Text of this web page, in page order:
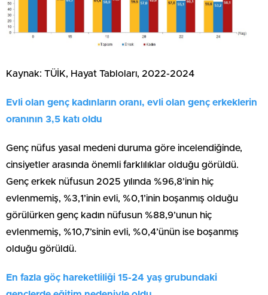
Kaynak: TÜİK, Hayat Tabloları, 2022-2024
Evli olan genç kadınların oranı, evli olan genç erkeklerin
oranının 3,5 katı oldu
Genç nüfus yasal medeni duruma göre incelendiğinde,
cinsiyetler arasında önemli farklılıklar olduğu görüldü.
Genç erkek nüfusun 2025 yılında %96,8’inin hiç
evlenmemiş, %3,1’inin evli, %0,1’inin boşanmış olduğu
görülürken genç kadın nüfusun %88,9’unun hiç
evlenmemiş, %10,7’sinin evli, %0,4’ünün ise boşanmış
olduğu görüldü.
En fazla göç hareketliliği 15-24 yaş grubundaki